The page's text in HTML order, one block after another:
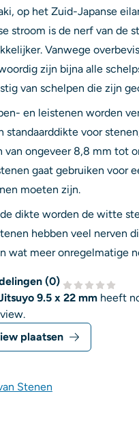
op het Zuid-Japanse
stroom is de nerf van de
Vanwege
zijn bijna alle
van schelpen die zijn
en leistenen worden
standaarddikte voor
van ongeveer 8,8 mm tot
gaat gebruiken voor
moeten zijn.
dikte worden de witte
hebben veel nerven
wat meer onregelmatige
(0)
9.5 x 22 mm heeft
plaatsen
Stenen